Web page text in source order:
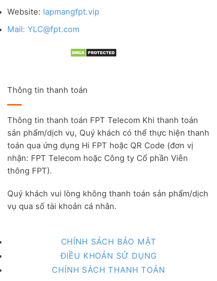
Website: lapmangfpt.vip
Mail: YLC@fpt.com
Thông tin thanh toán
Thông tin thanh toán FPT Telecom Khi thanh toán
sản phẩm/dịch vụ, Quý khách có thể thực hiện thanh
toán qua ứng dụng Hi FPT hoặc QR Code (đơn vị
nhận: FPT Telecom hoặc Công ty Cổ phần Viễn
thông FPT).
Quý khách vui lòng không thanh toán sản phẩm/dịch
vụ qua số tài khoản cá nhân.
CHÍNH SÁCH BẢO MẬT
ĐIỀU KHOẢN SỬ DỤNG
CHÍNH SÁCH THANH TOÁN